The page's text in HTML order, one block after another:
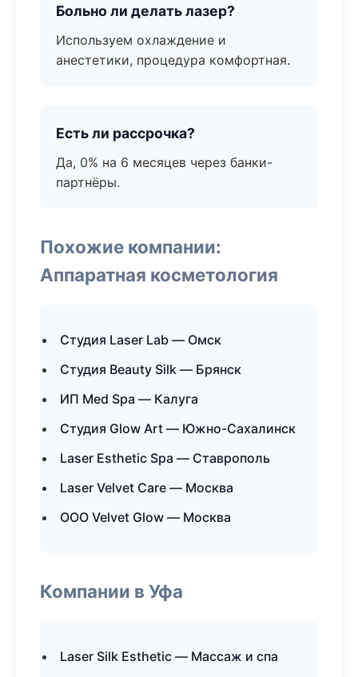
Больно ли делать лазер?
Используем охлаждение и
анестетики, процедура комфортная.
Есть ли рассрочка?
Да, 0% на 6 месяцев через банки-
партнёры.
Похожие компании:
Аппаратная косметология
Студия Laser Lab — Омск
Студия Beauty Silk — Брянск
ИП Med Spa — Калуга
Студия Glow Art — Южно-Сахалинск
Laser Esthetic Spa — Ставрополь
Laser Velvet Care — Москва
ООО Velvet Glow — Москва
Компании в Уфа
Laser Silk Esthetic — Массаж и спа